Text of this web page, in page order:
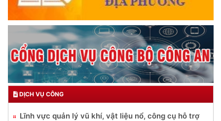
DỊCH VỤ CÔNG
Lĩnh vực quản lý vũ khí, vật liệu nổ, công cụ hỗ trợ